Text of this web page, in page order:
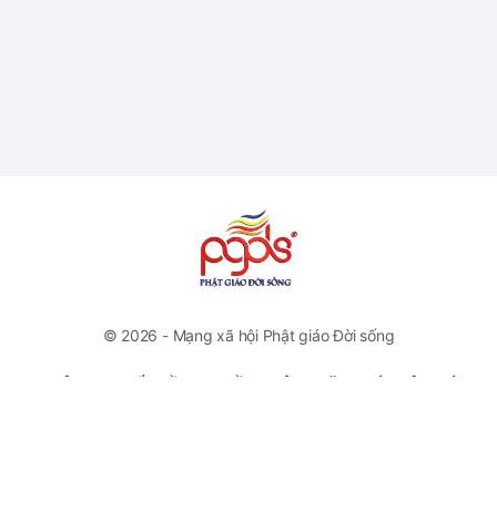
© 2026 - Mạng xã hội Phật giáo Đời sống